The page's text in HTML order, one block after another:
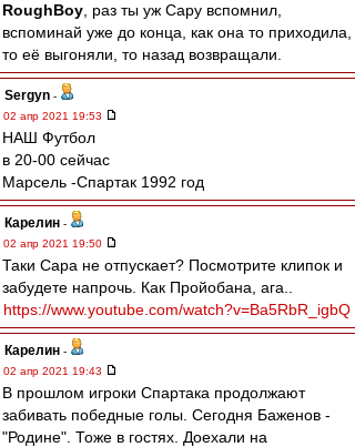
RoughBoy , раз ты уж Сару вспомнил,
вспоминай уже до конца, как она то приходила,
то её выгоняли, то назад возвращали.
Sergyn -
02 апр 2021 19:53
НАШ Футбол
в 20-00 сейчас
Марсель -Спартак 1992 год
Карелин -
02 апр 2021 19:50
Таки Сара не отпускает? Посмотрите клипок и
забудете напрочь. Как Пройобана, ага..
https://www.youtube.com/watch?v=Ba5RbR_igbQ
Карелин -
02 апр 2021 19:43
В прошлом игроки Спартака продолжают
забивать победные голы. Сегодня Баженов -
"Родине". Тоже в гостях. Доехали на